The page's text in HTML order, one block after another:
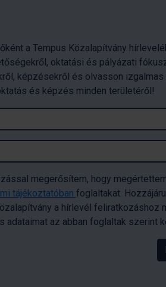
a Tempus Közalapítvány
oktatási és pályázati
képzésekről és olvasson izgalmas
és képzés minden területéről!
megerősítem, hogy
tájékoztatóban foglaltakat.
a hírlevél feliratkozáshoz
adataimat az abban foglaltak szerint